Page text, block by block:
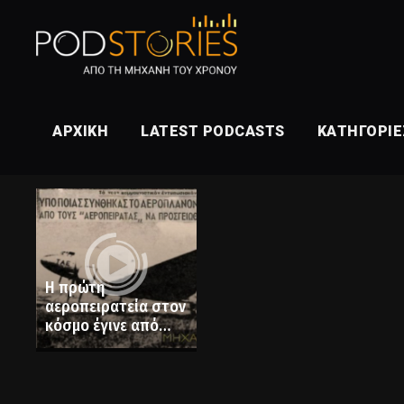
ΑΡΧΙΚΉ LATEST PODCASTS
Η πρώτη
αεροπειρατεία στον
κόσμο έγινε από
νεαρούς Έλληνες